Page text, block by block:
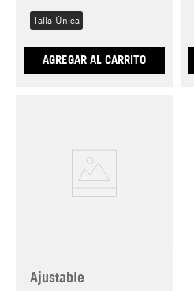
Talla Única
AGREGAR AL CARRITO
Ajustable